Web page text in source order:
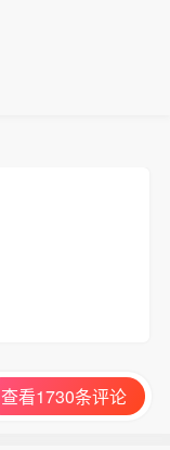
查看1730条评论